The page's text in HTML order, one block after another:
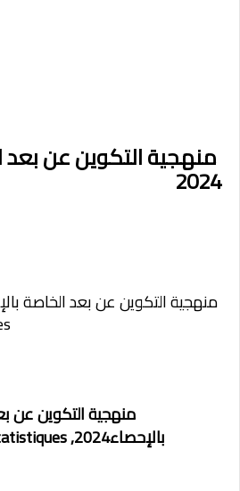
منهجية التكوين عن بعد
2024
منهجية التكوين عن بعد الخاصة
منهجية التكوين عن
بالإحصاء2024,